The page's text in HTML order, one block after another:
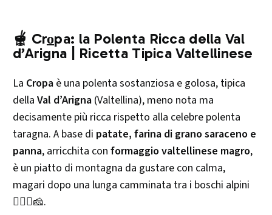
🫕 Cro̲pa: la Polenta Ricca della Val
d’Arigna | Ricetta Tipica Valtellinese
La Cropa è una polenta sostanziosa e golosa, tipica
della Val d’Arigna (Valtellina), meno nota ma
decisamente più ricca rispetto alla celebre polenta
taragna. A base di patate, farina di grano saraceno e
panna, arricchita con formaggio valtellinese magro,
è un piatto di montagna da gustare con calma,
magari dopo una lunga camminata tra i boschi alpini
🚶‍♂️⛰️🧀.